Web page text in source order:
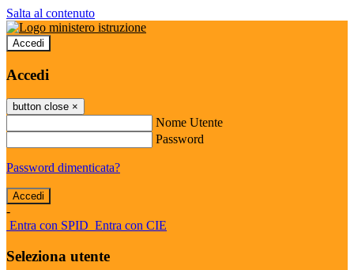
Salta al contenuto
Accedi
Accedi
button close ×
Nome Utente
Password
Password dimenticata?
-
Entra con SPID Entra con CIE
Seleziona utente